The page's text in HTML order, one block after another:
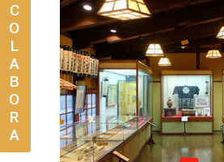
C
O
L
A
B
O
R
A